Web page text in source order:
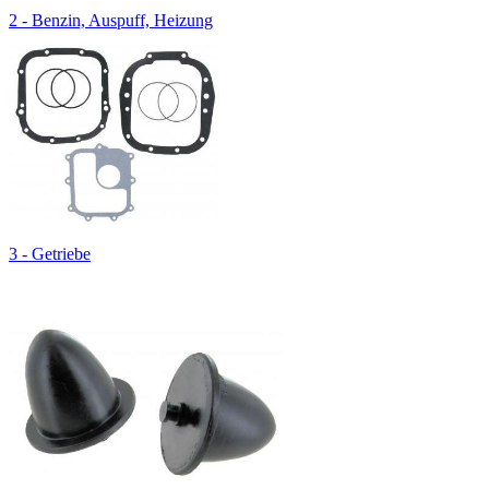
2 - Benzin, Auspuff, Heizung
3 - Getriebe